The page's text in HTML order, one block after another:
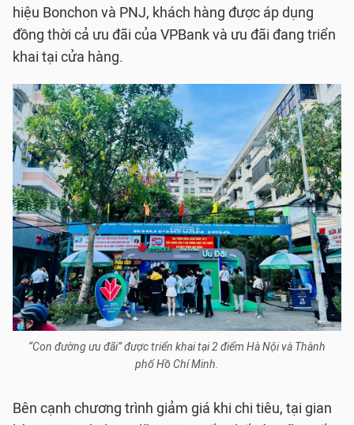
hiệu Bonchon và PNJ, khách hàng được áp dụng
đồng thời cả ưu đãi của VPBank và ưu đãi đang triển
khai tại cửa hàng.
“Con đường ưu đãi” được triển khai tại 2 điểm Hà Nội và Thành
phố Hồ Chí Minh.
Bên cạnh chương trình giảm giá khi chi tiêu, tại gian